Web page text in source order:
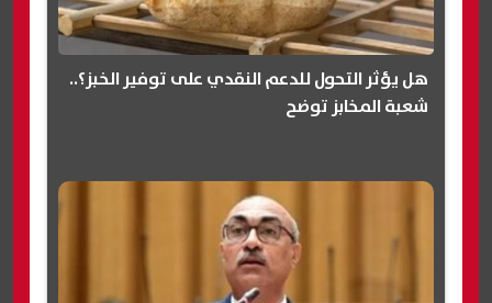
هل يؤثر التحول للدعم النقدي على توفير الخبز؟..
شعبة المخابز توضح